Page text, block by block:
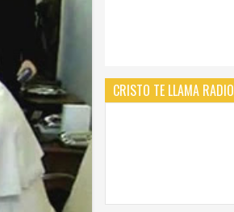
CRISTO TE LLAMA RADIO